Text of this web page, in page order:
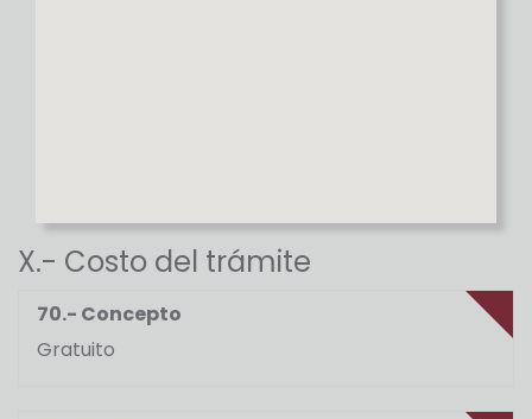
X.- Costo del trámite
70.- Concepto
Gratuito